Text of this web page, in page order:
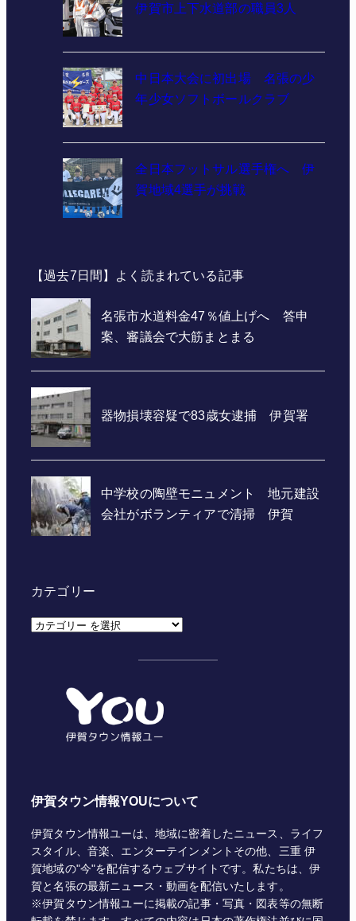
伊賀市上下水道部の職員3人
中日本大会に初出場 名張の少
年少女ソフトボールクラブ
全日本フットサル選手権へ 伊
賀地域4選手が挑戦
【過去7日間】よく読まれている記事
カテゴリー
カ
伊賀タウン情報YOUについて
伊賀タウン情報ユーは、地域に密着したニュース、ライフ
スタイル、音楽、エンターテインメントその他、三重 伊
賀地域の"今"を配信するウェブサイトです。私たちは、伊
賀と名張の最新ニュース・動画を配信いたします。
※伊賀タウン情報ユーに掲載の記事・写真・図表等の無断